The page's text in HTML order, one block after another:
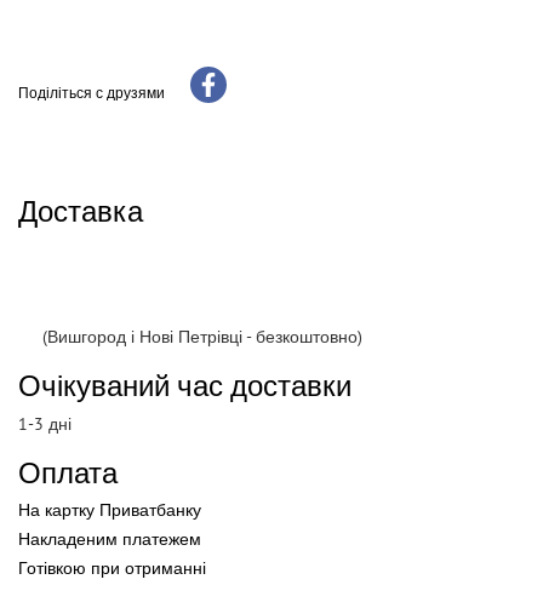
Поділіться с друзями
Доставка
(Вишгород і Нові Петрівці - безкоштовно)
Очікуваний час доставки
1-3 дні
Оплата
На картку Приватбанку
Накладеним платежем
Готівкою при отриманні